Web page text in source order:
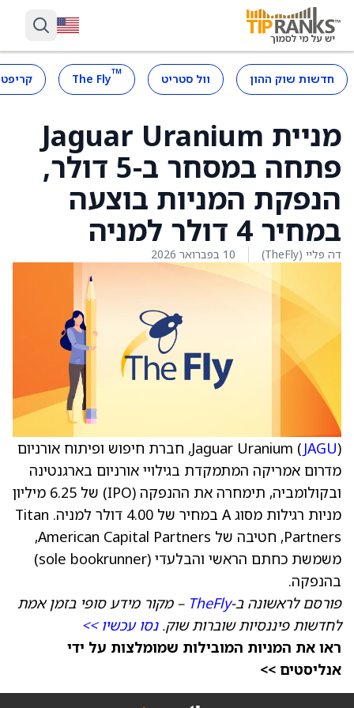
חדשות שוק ההון וול סטריט ™
The Fly
מניית Jaguar Uranium
פתחה במסחר ב-5 דולר,
הנפקת המניות בוצעה
במחיר 4 דולר למניה
דה פליי (TheFly) 10 בפברואר 2026
Jaguar Uranium ( JAGU
), חברת חיפוש ופיתוח אורניום
מדרום אמריקה המתמקדת בגילויי אורניום בארגנטינה
ובקולומביה, תימחרה את ההנפקה (IPO) של 6.25 מיליון
מניות רגילות מסוג A במחיר של 4.00 דולר למניה. Titan
Partners, חטיבה של American Capital Partners,
משמשת כחתם הראשי והבלעדי (sole bookrunner)
בהנפקה.
פורסם לראשונה ב-TheFly – מקור מידע סופי בזמן אמת
לחדשות פיננסיות שוברות שוק.נסו עכשיו >>
ראו את המניות המובילות שמומלצות על ידי
אנליסטים >>